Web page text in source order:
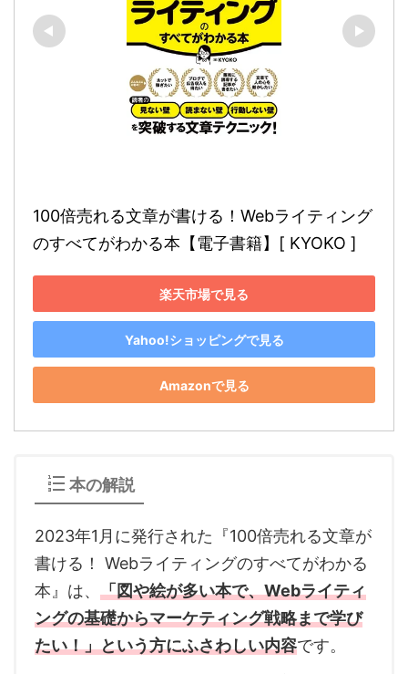
100倍売れる文章が書ける！Webライティング
のすべてがわかる本【電子書籍】[ KYOKO ]
楽天市場で見る
Yahoo!ショッピングで見る
Amazonで見る
本の解説
2023年1月に発行された『100倍売れる文章が
書ける！ Webライティングのすべてがわかる
本』は、 「図や絵が多い本で、Webライティ
ングの基礎からマーケティング戦略まで学び
たい！」という方にふさわしい内容です。